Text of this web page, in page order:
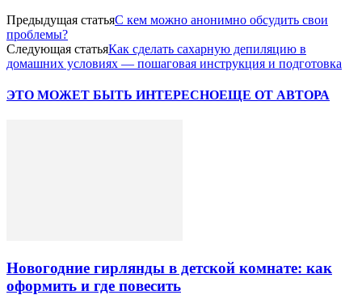
Предыдущая статьяС кем можно анонимно обсудить свои
проблемы?
Следующая статьяКак сделать сахарную депиляцию в
домашних условиях — пошаговая инструкция и подготовка
ЭТО МОЖЕТ БЫТЬ ИНТЕРЕСНОЕЩЕ ОТ АВТОРА
Новогодние гирлянды в детской комнате: как
оформить и где повесить